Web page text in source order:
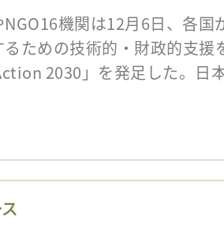
機関は12月6日、各国
ための技術的・財政的支
2030」を発足した。日